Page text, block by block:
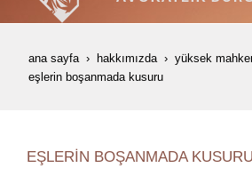
ana sayfa hakkımızda
yüksek
eşleri̇n boşanmada kusuru
EŞLERİN BOŞANMADA KUSURU